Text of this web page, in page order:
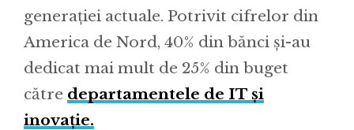
generației actuale. Potrivit cifrelor din
America de Nord, 40% din bănci și-au
dedicat mai mult de 25% din buget
către departamentele de IT și
inovație.